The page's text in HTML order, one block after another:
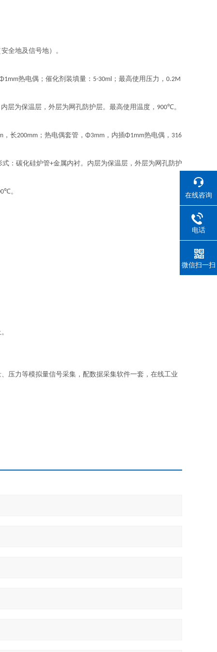
全地及信号地）。
热电偶；催化剂装填量： 5-30ml ；最高使用压力， 0.2M
层为保温层，外层为网孔防护层。最高使用温度， 900℃。
，长200mm ；热电偶套管， Φ3mm ，内插Φ1mm热电偶， 316
式：碳化硅炉管+金属内衬。内层为保温层，外层为网孔防护
。
压力等模拟量信号采集，配数据采集软件一套，在线工业
在线咨询
电话
微信扫一扫